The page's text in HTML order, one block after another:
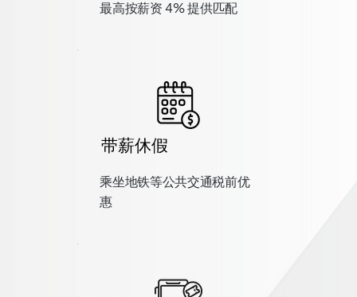
最高按薪资 4% 提供匹配
带薪休假
乘坐地铁等公共交通税前优
惠